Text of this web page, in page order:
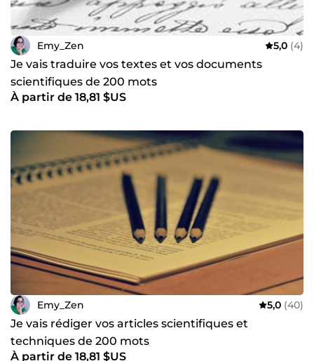
Emy_Zen 5,0 (4)
Je vais traduire vos textes et vos documents
scientifiques de 200 mots
À partir de 18,81 $US
Emy_Zen 5,0 (40)
Je vais rédiger vos articles scientifiques et
techniques de 200 mots
À partir de 18,81 $US